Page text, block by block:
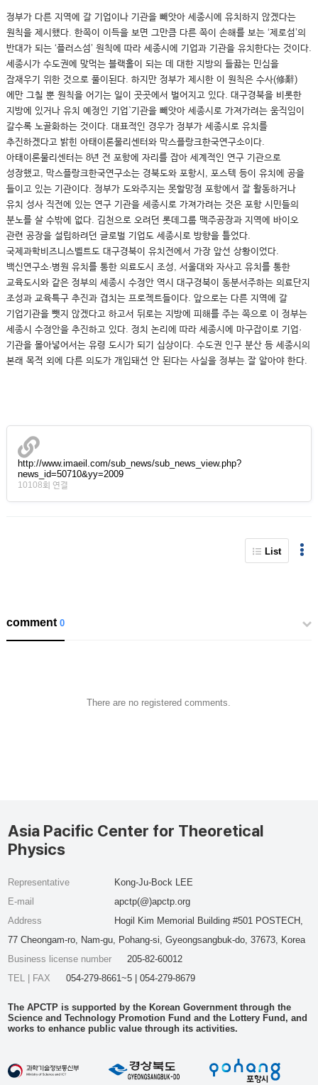
정부가 다른 지역에 갈 기업이나 기관을 빼앗아 세종시에 유치하지 않겠다는
원칙을 제시했다. 한쪽이 이득을 보면 그만큼 다른 쪽이 손해를 보는 ‘제로섬’의
반대가 되는 ‘플러스섬’ 원칙에 따라 세종시에 기업과 기관을 유치한다는 것이다.
세종시가 수도권에 맞먹는 블랙홀이 되는 데 대한 지방의 들끓는 민심을
잠재우기 위한 것으로 풀이된다. 하지만 정부가 제시한 이 원칙은 수사(修辭)
에만 그칠 뿐 원칙을 어기는 일이 곳곳에서 벌어지고 있다. 대구경북을 비롯한
지방에 있거나 유치 예정인 기업`기관을 빼앗아 세종시로 가져가려는 움직임이
갈수록 노골화하는 것이다. 대표적인 경우가 정부가 세종시로 유치를
추진하겠다고 밝힌 아태이론물리센터와 막스플랑크한국연구소이다.
아태이론물리센터는 8년 전 포항에 자리를 잡아 세계적인 연구 기관으로
성장했고, 막스플랑크한국연구소는 경북도와 포항시, 포스텍 등이 유치에 공을
들이고 있는 기관이다. 정부가 도와주지는 못할망정 포항에서 잘 활동하거나
유치 성사 직전에 있는 연구 기관을 세종시로 가져가려는 것은 포항 시민들의
분노를 살 수밖에 없다. 김천으로 오려던 롯데그룹 맥주공장과 지역에 바이오
관련 공장을 설립하려던 글로벌 기업도 세종시로 방향을 틀었다.
국제과학비즈니스벨트도 대구경북이 유치전에서 가장 앞선 상황이었다.
백신연구소·병원 유치를 통한 의료도시 조성, 서울대와 자사고 유치를 통한
교육도시와 같은 정부의 세종시 수정안 역시 대구경북이 동분서주하는 의료단지
조성과 교육특구 추진과 겹치는 프로젝트들이다. 앞으로는 다른 지역에 갈
기업기관을 뺏지 않겠다고 하고서 뒤로는 지방에 피해를 주는 쪽으로 이 정부는
세종시 수정안을 추진하고 있다. 정치 논리에 따라 세종시에 마구잡이로 기업·
기관을 몰아넣어서는 유령 도시가 되기 십상이다. 수도권 인구 분산 등 세종시의
본래 목적 외에 다른 의도가 개입돼선 안 된다는 사실을 정부는 잘 알아야 한다.
http://www.imaeil.com/sub_news/sub_news_view.php?
news_id=50710&yy=2009
10108회 연결
List
comment0
There are no registered comments.
Asia Pacific Center for Theoretical
Physics
Representative
Kong-Ju-Bock LEE
E-mail
apctp(@)apctp.org
Address
Hogil Kim Memorial Building #501 POSTECH,
77 Cheongam-ro, Nam-gu, Pohang-si, Gyeongsangbuk-do, 37673, Korea
Business license number
205-82-60012
TEL | FAX
054-279-8661~5 | 054-279-8679
The APCTP is supported by the Korean Government through the
Science and Technology Promotion Fund and the Lottery Fund, and
works to enhance public value through its activities.